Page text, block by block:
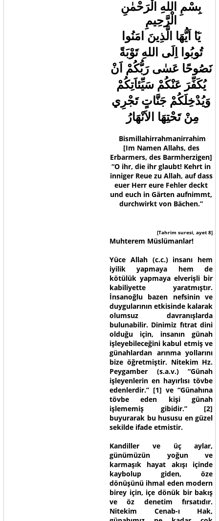
بِسْمِ اللهِ الْرَحْمٰنِ
الْرَّحِيمِ
يَا اَيُّهَا الَّذِينَ امَنُوا
تُوبُوا اِلَى اللهِ تَوْبَةً
نَصُوحًا عَسٰى رَبُّكُمْ اَنْ
يُكَفِّرَ عَنْكُمْ سَيِّئاَتِكُمْ
وَيُدْخِلَكُمْ جَنَّاتٍ تَجْرِي
مِنْ تَحْتِهَا الاَنْهَارُ
Bismillahirrahmanirrahim
[Im Namen Allahs, des
Erbarmers, des Barmherzigen]
“O ihr, die ihr glaubt! Kehrt in
inniger Reue zu Allah, auf dass
euer Herr eure Fehler deckt
und euch in Gärten aufnimmt,
durchwirkt von Bächen.”
[Tahrim suresi, ayet 8]
Muhterem Müslümanlar!
Yüce Allah (c.c.) insanı hem
iyilik yapmaya hem de
kötülük yapmaya elverişli bir
kabiliyette yaratmıştır.
İnsanoğlu bazen nefsinin ve
duygularının etkisinde kalarak
olumsuz davranışlarda
bulunabilir. Dinimiz fıtrat dini
olduğu için, insanın günah
işleyebileceğini kabul etmiş ve
günahlardan arınma yollarını
bize öğretmiştir. Nitekim Hz.
Peygamber (s.a.v.)“Günah
işleyenlerin en hayırlısı tövbe
edenlerdir.”[1] ve “Günahına
tövbe eden kişi günah
işlememiş gibidir.”[2]
buyurarak bu hususu en güzel
sekilde ifade etmistir.
Kandiller ve üç aylar,
günümüzün yoğun ve
karmaşık hayat akışı içinde
kaybolup giden, öze
dönüşünü ihmal eden modern
birey için, içe dönük bir bakış
ve öz denetim fırsatıdır.
Nitekim Cenab-ı Hak,